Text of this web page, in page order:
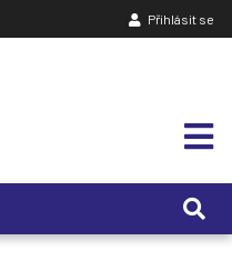
Přihlásit se